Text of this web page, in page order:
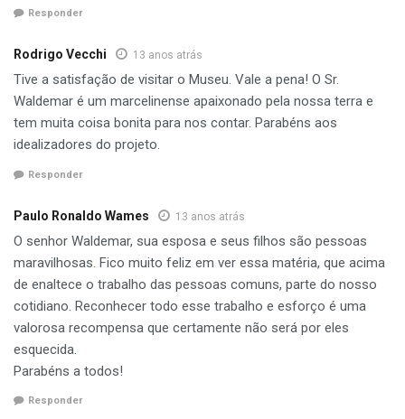
Responder
Rodrigo Vecchi 13 anos atrás
Tive a satisfação de visitar o Museu. Vale a pena! O Sr.
Waldemar é um marcelinense apaixonado pela nossa terra e
tem muita coisa bonita para nos contar. Parabéns aos
idealizadores do projeto.
Responder
Paulo Ronaldo Wames 13 anos atrás
O senhor Waldemar, sua esposa e seus filhos são pessoas
maravilhosas. Fico muito feliz em ver essa matéria, que acima
de enaltece o trabalho das pessoas comuns, parte do nosso
cotidiano. Reconhecer todo esse trabalho e esforço é uma
valorosa recompensa que certamente não será por eles
esquecida.
Parabéns a todos!
Responder